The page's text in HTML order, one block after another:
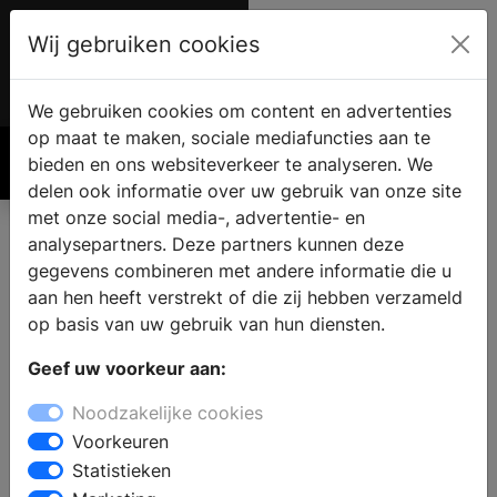
Account
€ 0.00
Zoek
Nieuw
kleurenpallet
Wij gebruiken cookies
We gebruiken cookies om content en advertenties
op maat te maken, sociale mediafuncties aan te
bieden en ons websiteverkeer te analyseren. We
delen ook informatie over uw gebruik van onze site
met onze social media-, advertentie- en
analysepartners. Deze partners kunnen deze
gegevens combineren met andere informatie die u
aan hen heeft verstrekt of die zij hebben verzameld
op basis van uw gebruik van hun diensten.
Geef uw voorkeur aan:
Noodzakelijke cookies
Voorkeuren
Statistieken